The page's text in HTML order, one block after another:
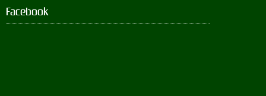
Facebook